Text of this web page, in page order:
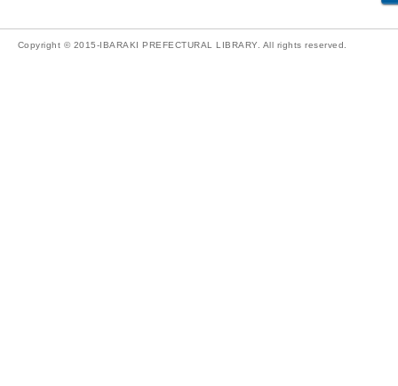
Copyright © 2015-IBARAKI PREFECTURAL LIBRARY. All rights reserved.